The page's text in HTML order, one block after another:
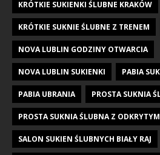
KRÓTKIE SUKIENKI ŚLUBNE KRAKÓW
KRÓTKIE SUKNIE ŚLUBNE Z TRENEM
NOVA LUBLIN GODZINY OTWARCIA
NOVA LUBLIN SUKIENKI PABIA
PABIA UBRANIA PROSTA SUKNIA
PROSTA SUKNIA ŚLUBNA Z
SALON SUKIEN ŚLUBNYCH BIAŁY RAJ